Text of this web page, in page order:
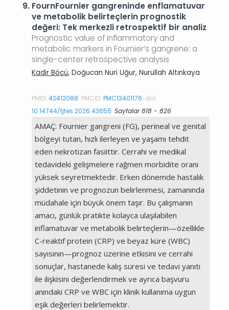
9. FournFournier gangreninde enflamatuvar
ve metabolik belirteçlerin prognostik
değeri: Tek merkezli retrospektif bir analiz
Prognostic value of inflammatory and
metabolic markers in Fournier’s gangrene: a
single-center retrospective analysis
Kadir Böcü, Doğucan Nuri Uğur, Nurullah Altınkaya
PMID:42412088 PMCID:PMC13401176 doi:
10.14744/tjtes.2026.43655 Sayfalar 818 - 826
AMAÇ: Fournier gangreni (FG), perineal ve genital
bölgeyi tutan, hızlı ilerleyen ve yaşamı tehdit
eden nekrotizan fasiittir. Cerrahi ve medikal
tedavideki gelişmelere rağmen morbidite oranı
yüksek seyretmektedir. Erken dönemde hastalık
şiddetinin ve prognozun belirlenmesi, zamanında
müdahale için büyük önem taşır. Bu çalışmanın
amacı, günlük pratikte kolayca ulaşılabilen
inflamatuvar ve metabolik belirteçlerin—özellikle
C-reaktif protein (CRP) ve beyaz küre (WBC)
sayısının—prognoz üzerine etkisini ve cerrahi
sonuçlar, hastanede kalış süresi ve tedavi yanıtı
ile ilişkisini değerlendirmek ve ayrıca başvuru
anındaki CRP ve WBC için klinik kullanıma uygun
eşik değerleri belirlemektir.